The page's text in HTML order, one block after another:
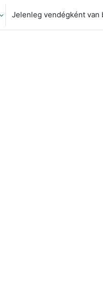
váltása
Jelenleg vendégként van